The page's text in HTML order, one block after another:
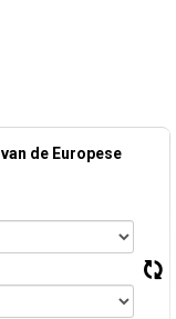
de Europese